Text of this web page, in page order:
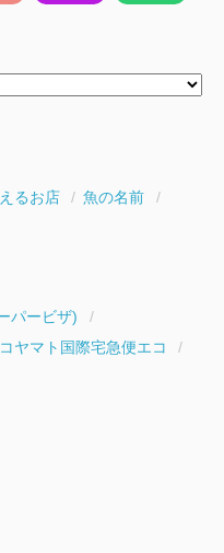
るお店
魚の名前
パービザ)
ヤマト国際宅急便エコ